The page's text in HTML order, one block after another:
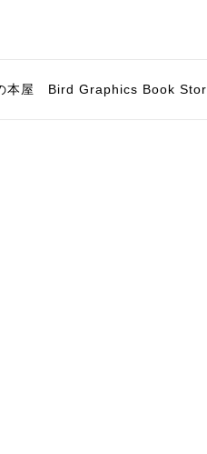
本屋 Bird Graphics Book